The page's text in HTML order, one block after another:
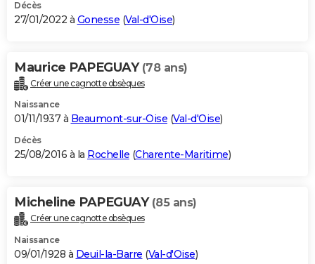
Décès
27/01/2022 à Gonesse (Val-d'Oise)
Maurice PAPEGUAY (78 ans)
Créer une cagnotte obsèques
Naissance
01/11/1937 à Beaumont-sur-Oise (Val-d'Oise)
Décès
25/08/2016 à la Rochelle (Charente-Maritime)
Micheline PAPEGUAY (85 ans)
Créer une cagnotte obsèques
Naissance
09/01/1928 à Deuil-la-Barre (Val-d'Oise)